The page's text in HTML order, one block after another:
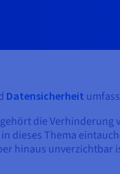
Datensicherheit
die
dieses Thema
hinaus unverzichtbar